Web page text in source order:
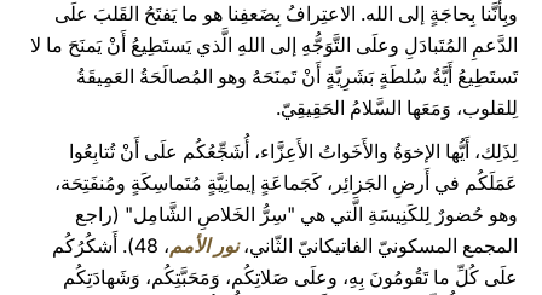
وبِأَنَّنا بِحاجَةٍ إلى الله. الاعتِرافُ بِضَعفِنا هو ما يَفتَحُ القَلبَ علَى
الدَّعمِ المُتَبادَلِ وعلَى التَّوَجُّهِ إلى اللهِ الَّذي يَستَطِيعُ أَنْ يَمنَحَ ما لا
تَستَطِيعُ أَيَّةُ سُلطَةٍ بَشَرِيَّةٍ أَنْ تَمنَحَهُ وهو المُصالَحَةُ العَمِيقَةُ
لِلقلوب، وَمَعَها السَّلامُ الحَقِيقِيّ.
لِذَلِك، أَيُّها الإخوَةُ والأَخَواتُ الأَعِزَّاء، أُشَجِّعُكُم علَى أَنْ تُتابِعُوا
عَمَلَكُم في أَرضِ الجَزائِر، كَجَماعَةٍ إيمانِيَّةٍ مُتَماسِكَةٍ ومُنفَتِحَة،
وهو حُضورٌ لِلكَنِيسَةِ الَّتي هي "سِرُّ الخَلاصِ الشَّامِل" (راجع
المجمع المسكونيّ الفاتيكانيّ الثّاني،نور الأمم
، 48). أَشكُرُكُم
علَى كُلِّ ما تَقُومُونَ بِهِ، وعلَى صَلاتِكُم، وَمَحَبَّتِكُم، وَشَهادَتِكُم